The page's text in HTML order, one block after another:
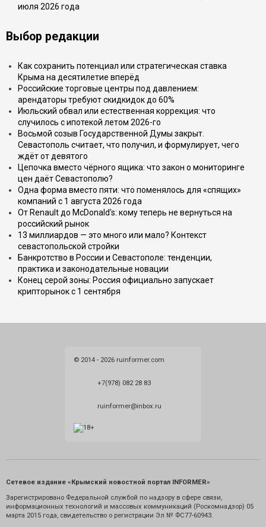
июля 2026 года
Выбор редакции
Как сохранить потенциал или стратегическая ставка
Крыма на десятилетие вперёд
Российские торговые центры под давлением:
арендаторы требуют скидкидок до 60%
Июльский обвал или естественная коррекция: что
случилось с ипотекой летом 2026-го
Восьмой созыв Государственной Думы закрыт.
Севастополь считает, что получил, и формулирует, чего
ждёт от девятого
Цепочка вместо чёрного ящика: что закон о мониторинге
цен даёт Севастополю?
Одна форма вместо пяти: что поменялось для «спящих»
компаний с 1 августа 2026 года
От Renault до McDonald's: кому теперь не вернуться на
российский рынок
13 миллиардов — это много или мало? Контекст
севастопольской стройки
Банкротство в России и Севастополе: тенденции,
практика и законодательные новации
Конец серой зоны: Россия официально запускает
крипторынок с 1 сентября
© 2014 - 2026 ruinformer.com
+7(978) 082 28 83
ruinformer@inbox.ru
Сетевое издание «Крымский новостной портал INFORMER»
Зарегистрировано Федеральной службой по надзору в сфере связи,
информационных технологий и массовых коммуникаций (Роскомнадзор) 05
марта 2015 года, свидетельство о регистрации Эл № ФС77-60943.